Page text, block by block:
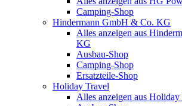
Camping-Shop
Hindermann GmbH & Co. KG
Alles anzeigen aus
KG
Ausbau-Shop
Camping-Shop
Ersatzteile-Shop
Holiday Travel
Alles anzeigen aus Holiday